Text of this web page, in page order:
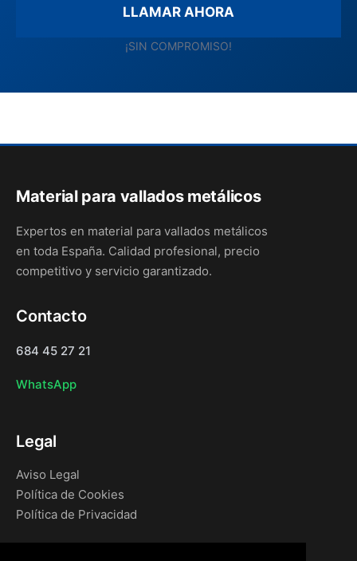
LLAMAR AHORA
¡SIN COMPROMISO!
Material para vallados metálicos
Expertos en material para vallados metálicos
en toda España. Calidad profesional, precio
competitivo y servicio garantizado.
Contacto
684 45 27 21
WhatsApp
Legal
Aviso Legal
Política de Cookies
Política de Privacidad